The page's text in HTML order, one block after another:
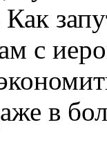
Как
с
в